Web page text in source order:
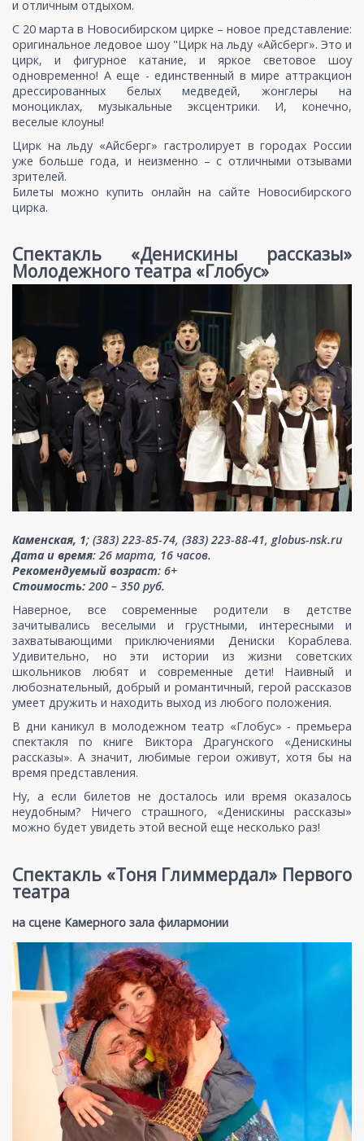
и отличным отдыхом.
С 20 марта в Новосибирском цирке – новое представление:
оригинальное ледовое шоу "Цирк на льду «Айсберг». Это и
цирк, и фигурное катание, и яркое световое шоу
одновременно! А еще - единственный в мире аттракцион
дрессированных белых медведей, жонглеры на
моноциклах, музыкальные эксцентрики. И, конечно,
веселые клоуны!
Цирк на льду «Айсберг» гастролирует в городах России
уже больше года, и неизменно – с отличными отзывами
зрителей.
Билеты можно купить онлайн на сайте Новосибирского
цирка.
Спектакль «Денискины рассказы»
Молодежного театра «Глобус»
Каменская, 1; (383) 223-85-74, (383) 223-88-41, globus-nsk.ru
Дата и время: 26 марта, 16 часов.
Рекомендуемый возраст: 6+
Стоимость: 200 – 350 руб.
Наверное, все современные родители в детстве
зачитывались веселыми и грустными, интересными и
захватывающими приключениями Дениски Кораблева.
Удивительно, но эти истории из жизни советских
школьников любят и современные дети! Наивный и
любознательный, добрый и романтичный, герой рассказов
умеет дружить и находить выход из любого положения.
В дни каникул в молодежном театр «Глобус» - премьера
спектакля по книге Виктора Драгунского «Денискины
рассказы». А значит, любимые герои оживут, хотя бы на
время представления.
Ну, а если билетов не досталось или время оказалось
неудобным? Ничего страшного, «Денискины рассказы»
можно будет увидеть этой весной еще несколько раз!
Спектакль «Тоня Глиммердал» Первого
театра
на сцене Камерного зала филармонии